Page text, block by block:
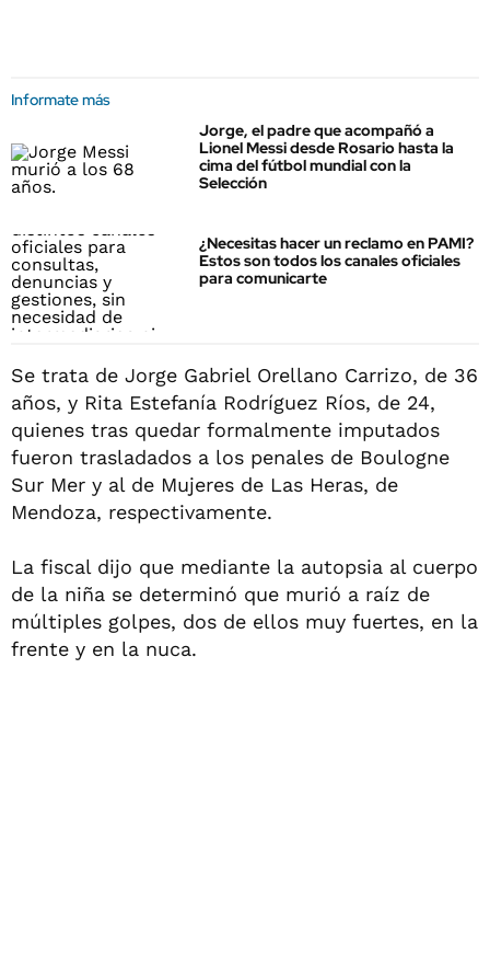
Informate más
Jorge, el padre que acompañó a
Lionel Messi desde Rosario hasta la
cima del fútbol mundial con la
Selección
¿Necesitas hacer un reclamo en PAMI?
Estos son todos los canales oficiales
para comunicarte
Se trata de Jorge Gabriel Orellano Carrizo, de 36
años, y Rita Estefanía Rodríguez Ríos, de 24,
quienes tras quedar formalmente imputados
fueron trasladados a los penales de Boulogne
Sur Mer y al de Mujeres de Las Heras, de
Mendoza, respectivamente.
La fiscal dijo que mediante la autopsia al cuerpo
de la niña se determinó que murió a raíz de
múltiples golpes, dos de ellos muy fuertes, en la
frente y en la nuca.